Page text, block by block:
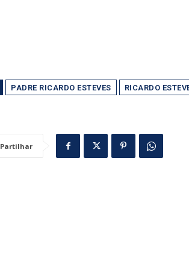
PADRE RICARDO ESTEVES RICARDO
Partilhar